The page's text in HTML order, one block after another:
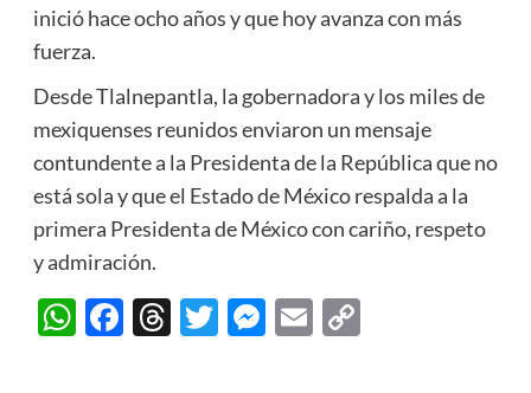
inició hace ocho años y que hoy avanza con más
fuerza.
Desde Tlalnepantla, la gobernadora y los miles de
mexiquenses reunidos enviaron un mensaje
contundente a la Presidenta de la República que no
está sola y que el Estado de México respalda a la
primera Presidenta de México con cariño, respeto
y admiración.
WhatsApp
Facebook
Threads
Twitter
Messenger
EmailCopy